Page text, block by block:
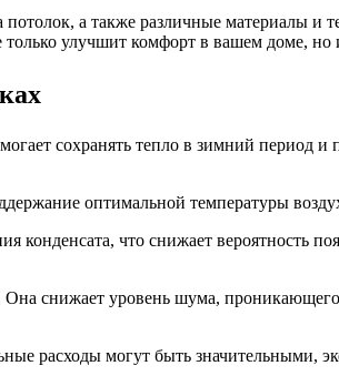
а также различные материалы и
улучшит комфорт в вашем доме,
сохранять тепло в зимний период и
оптимальной температуры
конденсата, что снижает вероятность
Она снижает уровень шума,
расходы могут быть значительными,